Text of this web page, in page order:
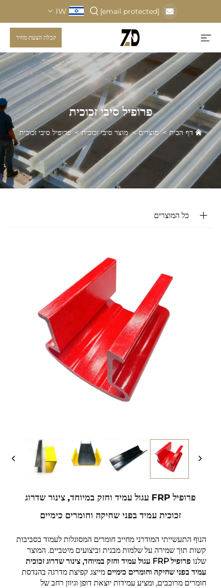
[email protected]
IW
קבלת הצעת מחיר
פרופיל סיבי זכוכית
דף הבית>מוצרים>מוצר סיבי זכוכית>פרופיל סיבי זכוכית
כל המוצרים
פרופיל FRP עגול עמיד וחזק במיוחד, צינור שדרוג
זכוכית עמיד בפני שחיקה וחומרים כימיים
הנוף התעשייתי המודרני מחייב חומרים המסוגלות לעמוד בסביבות
קשות תוך שמירה על שלמות מבנית וביצועים מיטביים. המוצר
שלנו
פרופיל FRP עגול עמיד וחזק במיוחד, צינור שדרוג זכוכית
עמיד בפני שחיקה וחומרים כימיים מייצג קפיצת מדרגה בהנדסת
חומרים מרוכבים, ומציע עמידות יוצאת דופן וגיוון רחב של